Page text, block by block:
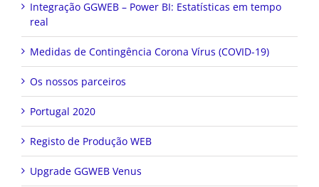
Integração GGWEB – Power BI: Estatísticas em tempo
real
Medidas de Contingência Corona Vírus (COVID-19)
Os nossos parceiros
Portugal 2020
Registo de Produção WEB
Upgrade GGWEB Venus